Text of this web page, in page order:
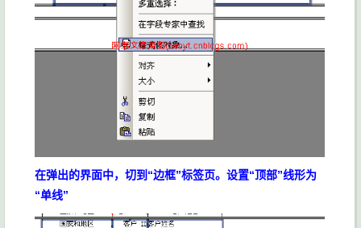
在弹出的界面中，切到“边框”标签页。设置“顶部”线形为
“单线”